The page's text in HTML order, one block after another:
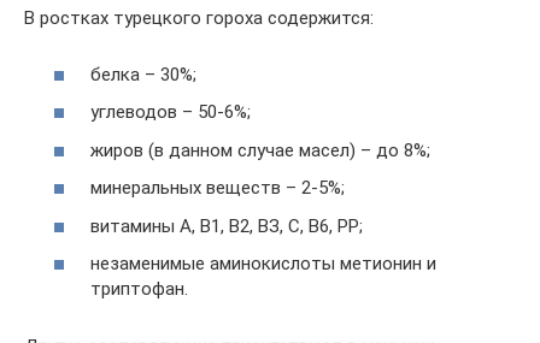
В ростках турецкого гороха содержится:
белка – 30%;
углеводов – 50-6%;
жиров (в данном случае масел) – до 8%;
минеральных веществ – 2-5%;
витамины А, В1, В2, ВЗ, С, В6, PP;
незаменимые аминокислоты метионин и
триптофан.